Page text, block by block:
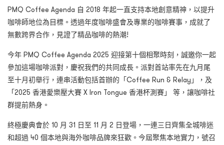
PMQ Coffee Agenda 自 2018 年起一直支持本地創意精神，以提升
咖啡師地位為目標。透過年度咖啡盛會及專業的咖啡賽事，成就了
無數跨界合作，見證了精品咖啡的熱潮!
今年 PMQ Coffee Agenda 2025 迎接第十個相聚時刻，誠邀你一起
參加這場咖啡派對，慶祝我們的共同成長。派對首站率先在九月尾
至十月初舉行，連串活動包括首辦的「Coffee Run & Relay」，及
「2025 香港愛樂壓大賽 X Iron Tongue 香港杯測賽」 等，讓咖啡社
群提前熱身。
終極慶典會於 10 月 31 日至 11 月 2 日登場，一連三日齊集全城啡迷
和超過 40 個本地與海外咖啡品牌來狂歡。今屆聚焦本地實力，號召